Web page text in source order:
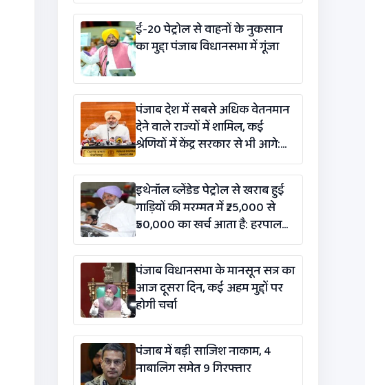
ई-20 पेट्रोल से वाहनों के नुकसान
का मुद्दा पंजाब विधानसभा में गूंजा
पंजाब देश में सबसे अधिक वेतनमान
देने वाले राज्यों में शामिल, कई
श्रेणियों में केंद्र सरकार से भी आगे:
हरपाल सिंह चीमा
इथेनॉल ब्लेंडेड पेट्रोल से खराब हुई
गाड़ियों की मरम्मत में ₹25,000 से
₹50,000 का खर्च आता है: हरपाल
सिंह चीमा
पंजाब विधानसभा के मानसून सत्र का
आज दूसरा दिन, कई अहम मुद्दों पर
होगी चर्चा
पंजाब में बड़ी साजिश नाकाम, 4
नाबालिग समेत 9 गिरफ्तार